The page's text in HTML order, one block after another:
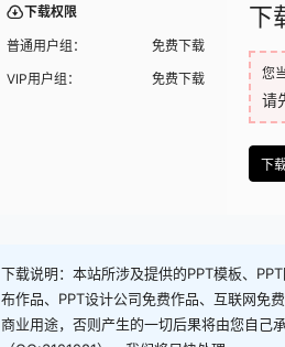
下载权限
普通用户组：
免费下载
VIP用户组：
免费下载
下
您
请
下
下载说明：本站所涉及提供的PPT模板、
布作品、PPT设计公司免费作品、互联网免
商业用途，否则产生的一切后果将由您自己